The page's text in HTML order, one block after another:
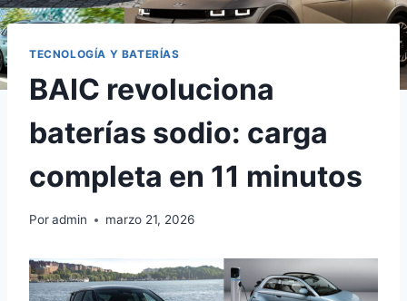
TECNOLOGÍA Y BATERÍAS
BAIC revoluciona
baterías sodio: carga
completa en 11 minutos
Poradmin marzo 21, 2026